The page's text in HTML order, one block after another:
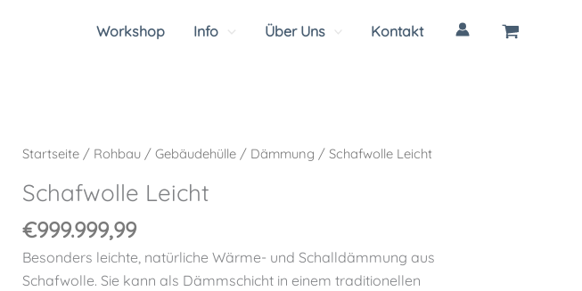
Workshop Info Über Uns Kontakt
Startseite/ Rohbau/ Gebäudehülle/ Dämmung / Schafwolle Leicht
Schafwolle Leicht
€999.999,99
Besonders leichte, natürliche Wärme- und Schalldämmung aus
Schafwolle. Sie kann als Dämmschicht in einem traditionellen
Schafwolle
Menge